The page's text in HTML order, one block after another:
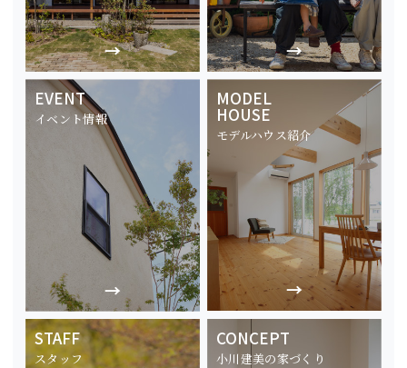
EVENT
イベント情報
MODEL
HOUSE
モデルハウス紹介
STAFF
スタッフ
CONCEPT
小川建美の家づくり